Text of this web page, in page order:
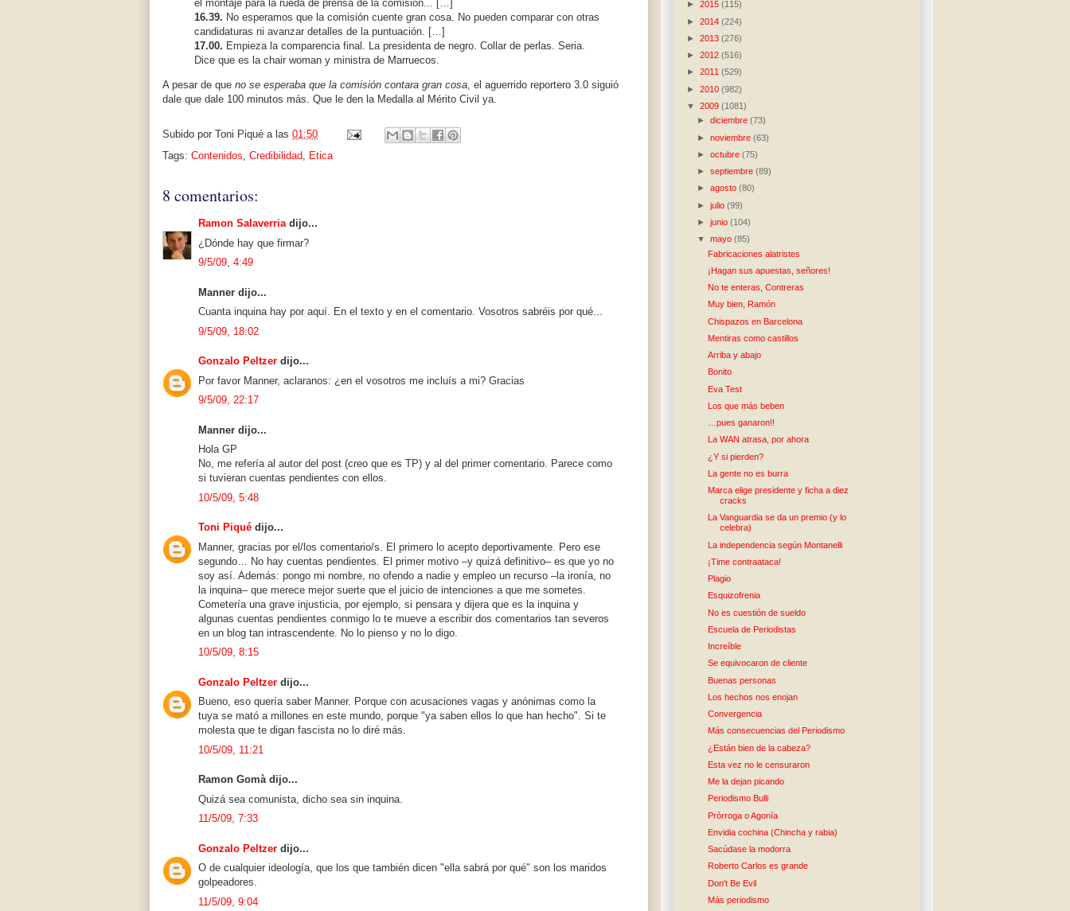
el montaje para la rueda de prensa de la comisión... […]
16.39. No esperamos que la comisión cuente gran cosa. No pueden comparar con otras
candidaturas ni avanzar detalles de la puntuación. […]
17.00. Empieza la comparencia final. La presidenta de negro. Collar de perlas. Seria.
Dice que es la chair woman y ministra de Marruecos.
A pesar de que no se esperaba que la comisión contara gran cosa, el aguerrido reportero 3.0 siguió
dale que dale 100 minutos más. Que le den la Medalla al Mérito Civil ya.
Subido por Toni Piqué a las 01:50
Tags: Contenidos, Credibilidad, Etica
8 comentarios:
Ramon Salaverriadijo...
¿Dónde hay que firmar?
9/5/09, 4:49
Manner dijo...
Cuanta inquina hay por aquí. En el texto y en el comentario. Vosotros sabréis por qué...
9/5/09, 18:02
Gonzalo Peltzer dijo...
Por favor Manner, aclaranos: ¿en el vosotros me incluís a mi? Gracias
9/5/09, 22:17
Manner dijo...
Hola GP
No, me refería al autor del post (creo que es TP) y al del primer comentario. Parece como
si tuvieran cuentas pendientes con ellos.
10/5/09, 5:48
Toni Piqué dijo...
Manner, gracias por el/los comentario/s. El primero lo acepto deportivamente. Pero ese
segundo… No hay cuentas pendientes. El primer motivo –y quizá definitivo– es que yo no
soy así. Además: pongo mi nombre, no ofendo a nadie y empleo un recurso –la ironía, no
la inquina– que merece mejor suerte que el juicio de intenciones a que me sometes.
Cometería una grave injusticia, por ejemplo, si pensara y dijera que es la inquina y
algunas cuentas pendientes conmigo lo te mueve a escribir dos comentarios tan severos
en un blog tan intrascendente. No lo pienso y no lo digo.
10/5/09, 8:15
Gonzalo Peltzer dijo...
Bueno, eso quería saber Manner. Porque con acusaciones vagas y anónimas como la
tuya se mató a millones en este mundo, porque "ya saben ellos lo que han hecho". Si te
molesta que te digan fascista no lo diré más.
10/5/09, 11:21
Ramon Gomà dijo...
Quizá sea comunista, dicho sea sin inquina.
11/5/09, 7:33
Gonzalo Peltzer dijo...
O de cualquier ideología, que los que también dicen "ella sabrá por qué" son los maridos
golpeadores.
11/5/09, 9:04
► 2015 (115)
► 2014 (224)
► 2013 (276)
► 2012 (516)
► 2011 (529)
► 2010 (982)
▼ 2009 (1081)
►diciembre(73)
►noviembre(63)
►octubre(75)
►septiembre(89)
►agosto(80)
►julio(99)
►junio(104)
▼mayo(85)
Fabricaciones alatristes
¡Hagan sus apuestas, señores!
No te enteras, Contreras
Muy bien, Ramón
Chispazos en Barcelona
Mentiras como castillos
Arriba y abajo
Bonito
Eva Test
Los que más beben
…pues ganaron!!
La WAN atrasa, por ahora
¿Y si pierden?
La gente no es burra
Marca elige presidente y ficha a diez
cracks
La Vanguardia se da un premio (y lo
celebra)
La independencia según Montanelli
¡Time contraataca!
Plagio
Esquizofrenia
No es cuestión de sueldo
Escuela de Periodistas
Increíble
Se equivocaron de cliente
Buenas personas
Los hechos nos enojan
Convergencia
Más consecuencias del Periodismo
¿Están bien de la cabeza?
Esta vez no le censuraron
Me la dejan picando
Periodismo Bulli
Prórroga o Agonía
Envidia cochina (Chincha y rabia)
Sacúdase la modorra
Roberto Carlos es grande
Don't Be Evil
Más periodismo